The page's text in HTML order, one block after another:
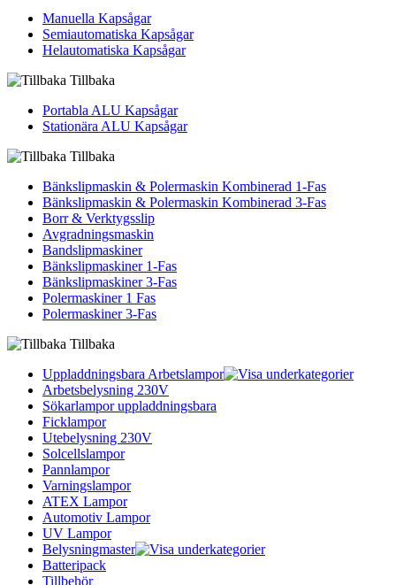
Manuella Kapsågar
Semiautomatiska Kapsågar
Helautomatiska Kapsågar
Tillbaka
Portabla ALU Kapsågar
Stationära ALU Kapsågar
Tillbaka
Bänkslipmaskin & Polermaskin Kombinerad 1-Fas
Bänkslipmaskin & Polermaskin Kombinerad 3-Fas
Borr & Verktygsslip
Avgradningsmaskin
Bandslipmaskiner
Bänkslipmaskiner 1-Fas
Bänkslipmaskiner 3-Fas
Polermaskiner 1 Fas
Polermaskiner 3-Fas
Tillbaka
Uppladdningsbara Arbetslampor
Arbetsbelysning 230V
Sökarlampor uppladdningsbara
Ficklampor
Utebelysning 230V
Solcellslampor
Pannlampor
Varningslampor
ATEX Lampor
Automotiv Lampor
UV Lampor
Belysningmaster
Batteripack
Tillbehör